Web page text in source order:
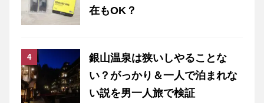
在もOK？
銀山温泉は狭いしやることな
い？がっかり＆一人で泊まれな
い説を男一人旅で検証